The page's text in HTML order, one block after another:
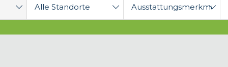
Alle Standorte Ausstattungsmerkmale